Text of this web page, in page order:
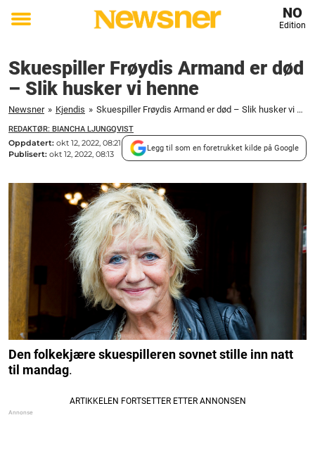
Toggle
NO
Edition
Skuespiller Frøydis Armand er død
– Slik husker vi henne
Newsner » Kjendis » Skuespiller Frøydis Armand er død – Slik husker vi henne
REDAKTØR: BIANCHA LJUNGQVIST
Oppdatert: okt 12, 2022, 08:21
Publisert: okt 12, 2022, 08:13
Legg til som en foretrukket kilde på Google
Den folkekjære skuespillerensovnet stille inn natt
til mandag.